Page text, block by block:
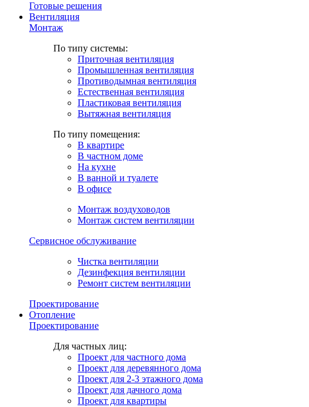
Готовые решения
Вентиляция
Монтаж
По типу системы:
Приточная вентиляция
Промышленная вентиляция
Противодымная вентиляция
Естественная вентиляция
Пластиковая вентиляция
Вытяжная вентиляция
По типу помещения:
В квартире
В частном доме
На кухне
В ванной и туалете
В офисе
Монтаж воздуховодов
Монтаж систем вентиляции
Сервисное обслуживание
Чистка вентиляции
Дезинфекция вентиляции
Ремонт систем вентиляции
Проектирование
Отопление
Проектирование
Для частных лиц:
Проект для частного дома
Проект для деревянного дома
Проект для 2-3 этажного дома
Проект для дачного дома
Проект для квартиры